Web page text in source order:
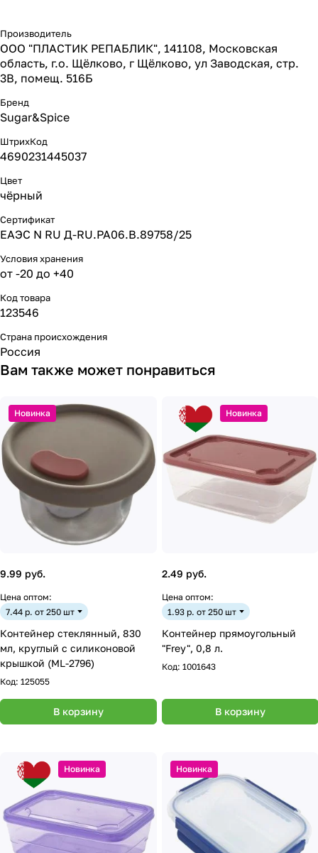
Производитель
ООО "ПЛАСТИК РЕПАБЛИК", 141108, Московская
область, г.о. Щёлково, г Щёлково, ул Заводская, стр.
3В, помещ. 516Б
Бренд
Sugar&Spice
ШтрихКод
4690231445037
Цвет
чёрный
Сертификат
ЕАЭС N RU Д-RU.РА06.В.89758/25
Условия хранения
от -20 до +40
Код товара
123546
Страна происхождения
Россия
Вам также может понравиться
Новинка
9.99 руб.
Цена оптом:
7.44 р. от 250 шт
Контейнер стеклянный, 830
мл, круглый с силиконовой
крышкой (ML-2796)
Код: 125055
В корзину
Новинка
2.49 руб.
Цена оптом:
1.93 р. от 250 шт
Контейнер прямоугольный
"Frey", 0,8 л.
Код: 1001643
В корзину
Новинка Новинка